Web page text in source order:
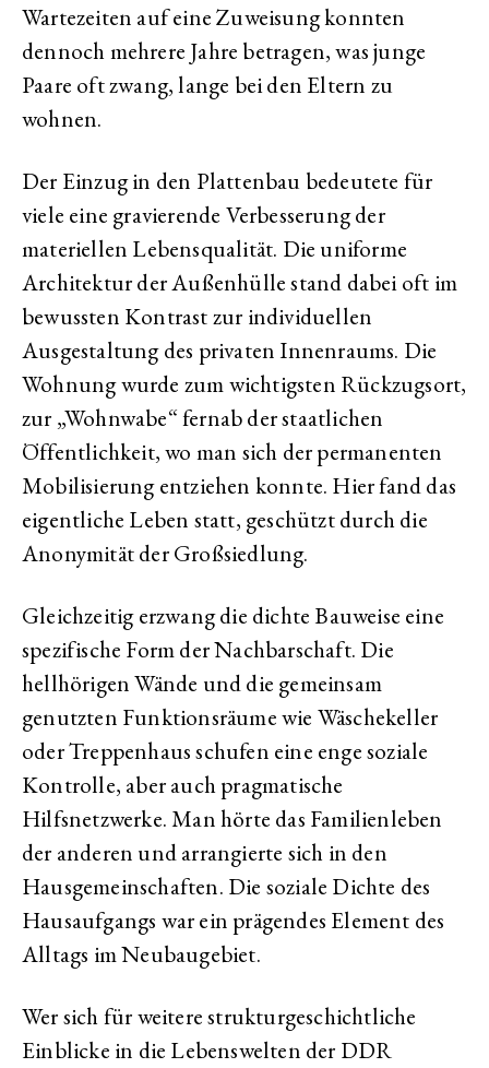
Wartezeiten auf eine Zuweisung konnten
dennoch mehrere Jahre betragen, was junge
Paare oft zwang, lange bei den Eltern zu
wohnen.
Der Einzug in den Plattenbau bedeutete für
viele eine gravierende Verbesserung der
materiellen Lebensqualität. Die uniforme
Architektur der Außenhülle stand dabei oft im
bewussten Kontrast zur individuellen
Ausgestaltung des privaten Innenraums. Die
Wohnung wurde zum wichtigsten Rückzugsort,
zur „Wohnwabe“ fernab der staatlichen
Öffentlichkeit, wo man sich der permanenten
Mobilisierung entziehen konnte. Hier fand das
eigentliche Leben statt, geschützt durch die
Anonymität der Großsiedlung.
Gleichzeitig erzwang die dichte Bauweise eine
spezifische Form der Nachbarschaft. Die
hellhörigen Wände und die gemeinsam
genutzten Funktionsräume wie Wäschekeller
oder Treppenhaus schufen eine enge soziale
Kontrolle, aber auch pragmatische
Hilfsnetzwerke. Man hörte das Familienleben
der anderen und arrangierte sich in den
Hausgemeinschaften. Die soziale Dichte des
Hausaufgangs war ein prägendes Element des
Alltags im Neubaugebiet.
Wer sich für weitere strukturgeschichtliche
Einblicke in die Lebenswelten der DDR